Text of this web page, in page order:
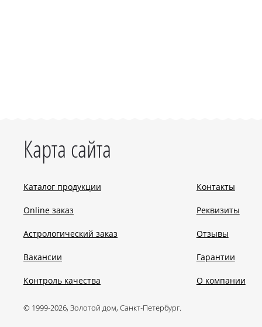
Карта сайта
Каталог продукции
Online заказ
Астрологический заказ
Вакансии
Контроль качества
Контакты
Реквизиты
Отзывы
Гарантии
О компании
© 1999-2026, Золотой дом, Санкт-Петербург.